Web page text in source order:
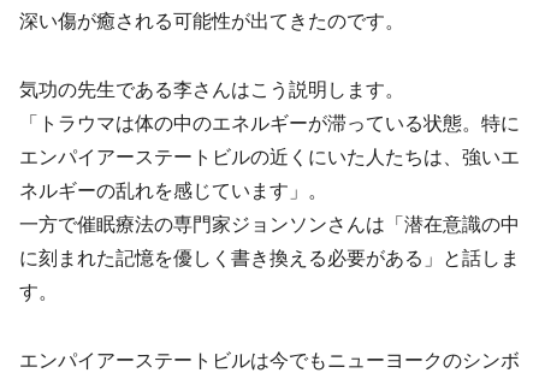
深い傷が癒される可能性が出てきたのです。
気功の先生である李さんはこう説明します。
「トラウマは体の中のエネルギーが滞っている状態。特に
エンパイアーステートビルの近くにいた人たちは、強いエ
ネルギーの乱れを感じています」。
一方で催眠療法の専門家ジョンソンさんは「潜在意識の中
に刻まれた記憶を優しく書き換える必要がある」と話しま
す。
エンパイアーステートビルは今でもニューヨークのシンボ